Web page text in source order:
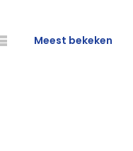
Meest bekeken